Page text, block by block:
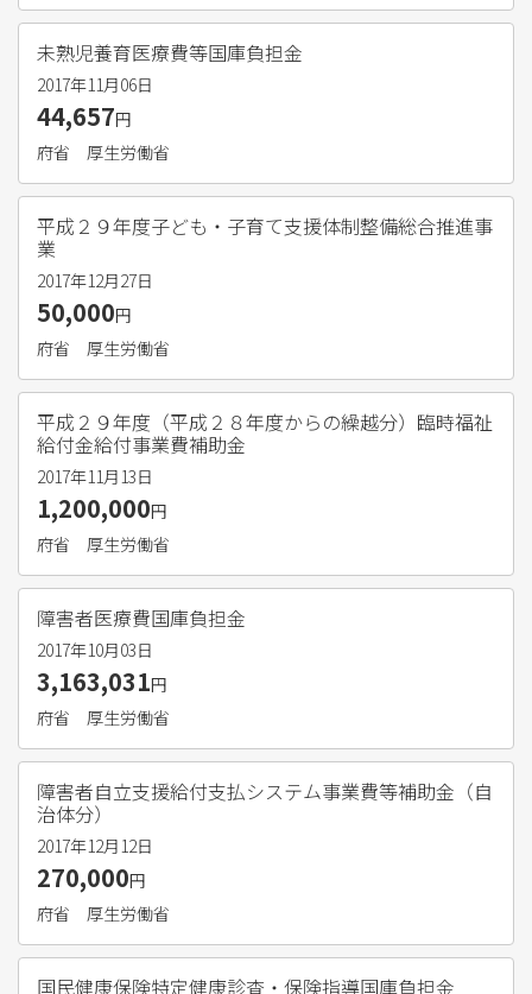
未熟児養育医療費等国庫負担金
2017年11月06日
44,657円
府省
厚生労働省
平成２９年度子ども・子育て支援体制整備総合推進事
業
2017年12月27日
50,000円
府省
厚生労働省
平成２９年度（平成２８年度からの繰越分）臨時福祉
給付金給付事業費補助金
2017年11月13日
1,200,000円
府省
厚生労働省
障害者医療費国庫負担金
2017年10月03日
3,163,031円
府省
厚生労働省
障害者自立支援給付支払システム事業費等補助金（自
治体分）
2017年12月12日
270,000円
府省
厚生労働省
国民健康保険特定健康診査・保険指導国庫負担金